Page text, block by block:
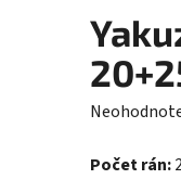
Priemerné
produktu
Počet rán: